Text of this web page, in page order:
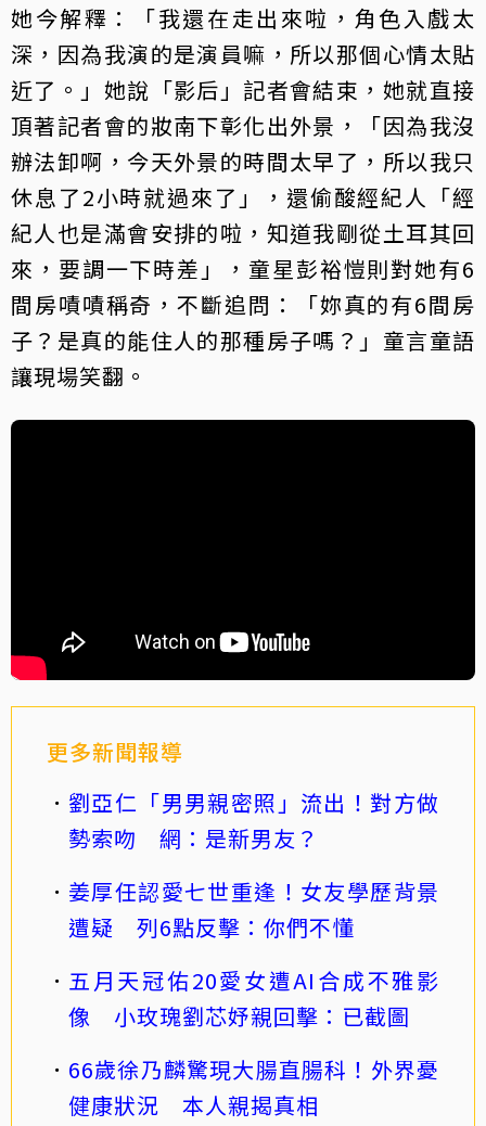
她今解釋：「我還在走出來啦，角色入戲太
深，因為我演的是演員嘛，所以那個心情太貼
近了。」她說「影后」記者會結束，她就直接
頂著記者會的妝南下彰化出外景，「因為我沒
辦法卸啊，今天外景的時間太早了，所以我只
休息了2小時就過來了」，還偷酸經紀人「經
紀人也是滿會安排的啦，知道我剛從土耳其回
來，要調一下時差」，童星彭裕愷則對她有6
間房嘖嘖稱奇，不斷追問：「妳真的有6間房
子？是真的能住人的那種房子嗎？」童言童語
讓現場笑翻。
更多新聞報導
劉亞仁「男男親密照」流出！對方做
勢索吻 網：是新男友？
姜厚任認愛七世重逢！女友學歷背景
遭疑 列6點反擊：你們不懂
五月天冠佑20愛女遭AI合成不雅影
像 小玫瑰劉芯妤親回擊：已截圖
66歲徐乃麟驚現大腸直腸科！外界憂
健康狀況 本人親揭真相